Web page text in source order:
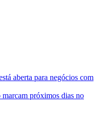
aberta para negócios com
marcam próximos dias no